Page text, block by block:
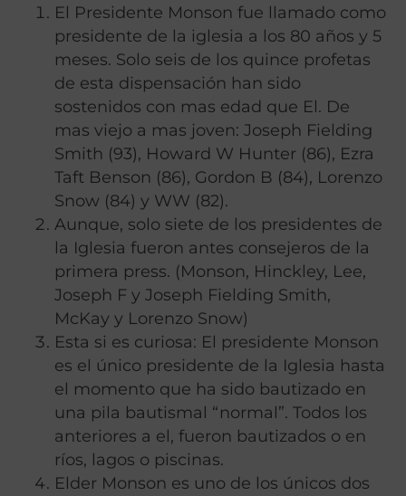
El Presidente Monson fue llamado como
presidente de la iglesia a los 80 años y 5
meses. Solo seis de los quince profetas
de esta dispensación han sido
sostenidos con mas edad que El. De
mas viejo a mas joven: Joseph Fielding
Smith (93), Howard W Hunter (86), Ezra
Taft Benson (86), Gordon B (84), Lorenzo
Snow (84) y WW (82).
Aunque, solo siete de los presidentes de
la Iglesia fueron antes consejeros de la
primera press. (Monson, Hinckley, Lee,
Joseph F y Joseph Fielding Smith,
McKay y Lorenzo Snow)
Esta si es curiosa: El presidente Monson
es el único presidente de la Iglesia hasta
el momento que ha sido bautizado en
una pila bautismal “normal”. Todos los
anteriores a el, fueron bautizados o en
ríos, lagos o piscinas.
Elder Monson es uno de los únicos dos